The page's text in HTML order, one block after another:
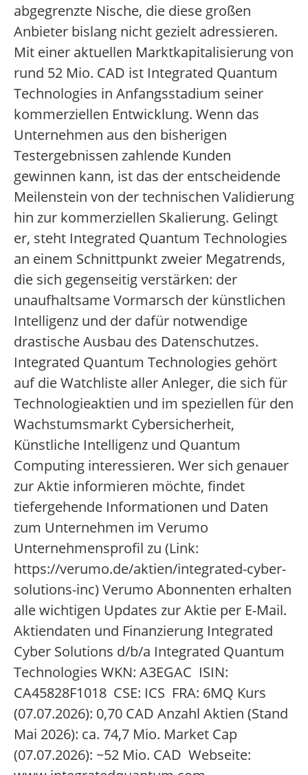
abgegrenzte Nische, die diese großen
Anbieter bislang nicht gezielt adressieren.
Mit einer aktuellen Marktkapitalisierung von
rund 52 Mio. CAD ist Integrated Quantum
Technologies in Anfangsstadium seiner
kommerziellen Entwicklung. Wenn das
Unternehmen aus den bisherigen
Testergebnissen zahlende Kunden
gewinnen kann, ist das der entscheidende
Meilenstein von der technischen Validierung
hin zur kommerziellen Skalierung. Gelingt
er, steht Integrated Quantum Technologies
an einem Schnittpunkt zweier Megatrends,
die sich gegenseitig verstärken: der
unaufhaltsame Vormarsch der künstlichen
Intelligenz und der dafür notwendige
drastische Ausbau des Datenschutzes.
Integrated Quantum Technologies gehört
auf die Watchliste aller Anleger, die sich für
Technologieaktien und im speziellen für den
Wachstumsmarkt Cybersicherheit,
Künstliche Intelligenz und Quantum
Computing interessieren. Wer sich genauer
zur Aktie informieren möchte, findet
tiefergehende Informationen und Daten
zum Unternehmen im Verumo
Unternehmensprofil zu (Link:
https://verumo.de/aktien/integrated-cyber-
solutions-inc) Verumo Abonnenten erhalten
alle wichtigen Updates zur Aktie per E-Mail.
Aktiendaten und Finanzierung Integrated
Cyber Solutions d/b/a Integrated Quantum
Technologies WKN: A3EGAC ISIN:
CA45828F1018 CSE: ICS FRA: 6MQ Kurs
(07.07.2026): 0,70 CAD Anzahl Aktien (Stand
Mai 2026): ca. 74,7 Mio. Market Cap
(07.07.2026): ~52 Mio. CAD Webseite: